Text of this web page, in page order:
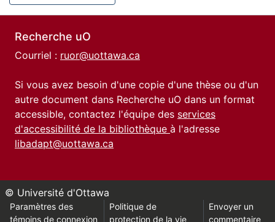
Recherche uO
Courriel : ruor@uottawa.ca
Si vous avez besoin d'une copie d'une thèse ou d'un
autre document dans Recherche uO dans un format
accessible, contactez l'équipe des services
d'accessibilité de la bibliothèque à l'adresse
libadapt@uottawa.ca
© Université d'Ottawa
Paramètres des
témoins de connexion
Politique de
protection de la vie
Envoyer un
commentaire